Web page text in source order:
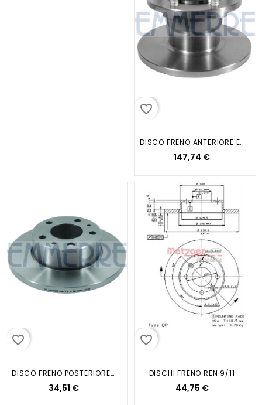
favorite_border
DISCO FRENO ANTERIORE EUROCARGO...
147,74 €
favorite_border
DISCO FRENO POSTERIORE CON ABS...
34,51 €
favorite_border
DISCHI FRENO REN 9/11
44,75 €